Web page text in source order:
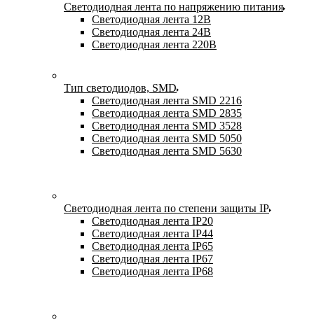
Светодиодная лента по напряжению питания
Светодиодная лента 12В
Светодиодная лента 24В
Светодиодная лента 220В
Тип светодиодов, SMD
Cветодиодная лента SMD 2216
Светодиодная лента SMD 2835
Светодиодная лента SMD 3528
Светодиодная лента SMD 5050
Светодиодная лента SMD 5630
Светодиодная лента по степени защиты IP
Светодиодная лента IP20
Светодиодная лента IP44
Светодиодная лента IP65
Светодиодная лента IP67
Светодиодная лента IP68